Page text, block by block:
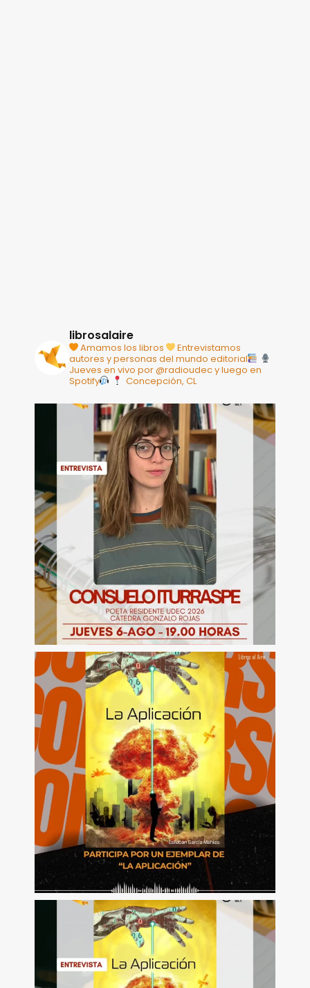
librosalaire
Amamos los libros
Entrevistamos
autores y personas del mundo editorial
Jueves en vivo por @radioudec y luego en
Spotify
Concepción, CL